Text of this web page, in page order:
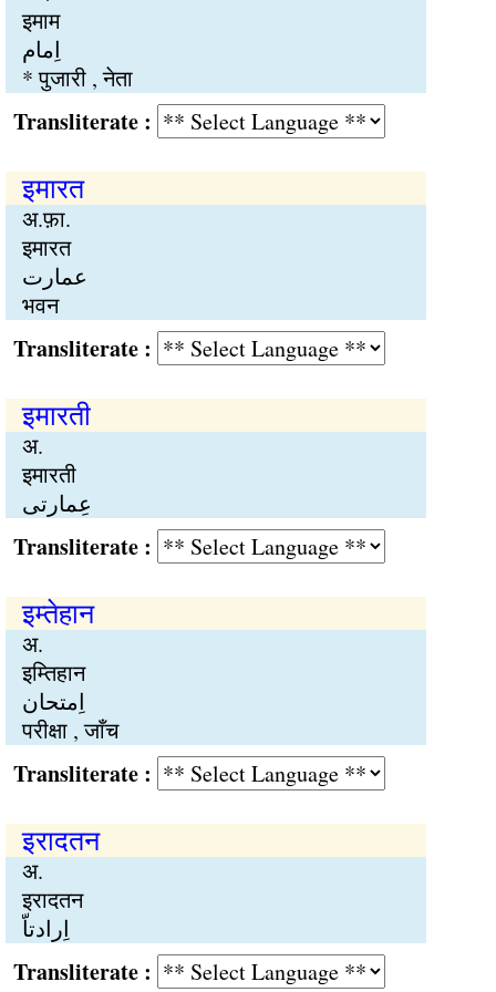
इमाम
اِمام
* पुजारी , नेता
:
इमारत
अ.फ़ा.
इमारत
عمارت
भवन
:
इमारती
अ.
इमारती
عِمارتی
:
इम्तेहान
अ.
इम्तिहान
اِمتحان
परीक्षा , जाँच
:
इरादतन
अ.
इरादतन
اِرادتاّ
: